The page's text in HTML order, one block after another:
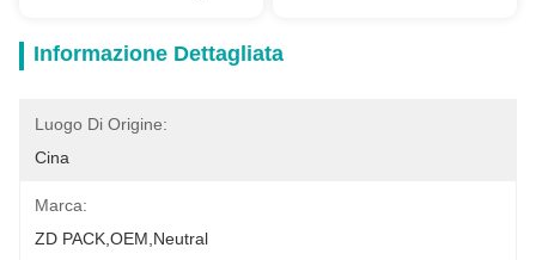
Informazione Dettagliata
Luogo Di Origine:
Cina
Marca:
ZD PACK,OEM,neutral